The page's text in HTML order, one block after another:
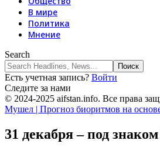
В мире
Политика
Мнение
Search
Есть учетная запись? Войти
Следите за нами
© 2024-2025 aifstan.info. Все права
Мушел | Прогноз биоритмов на
31 декабря – под